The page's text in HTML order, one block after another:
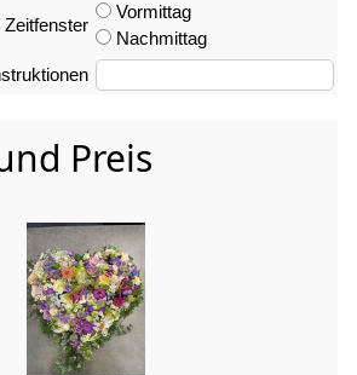
Zeitfenster
Vormittag
Nachmittag
Preis